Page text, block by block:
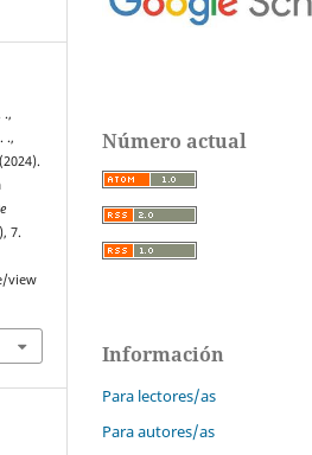
.,
.,
7.
view
Número actual
Información
Para lectores/as
Para autores/as